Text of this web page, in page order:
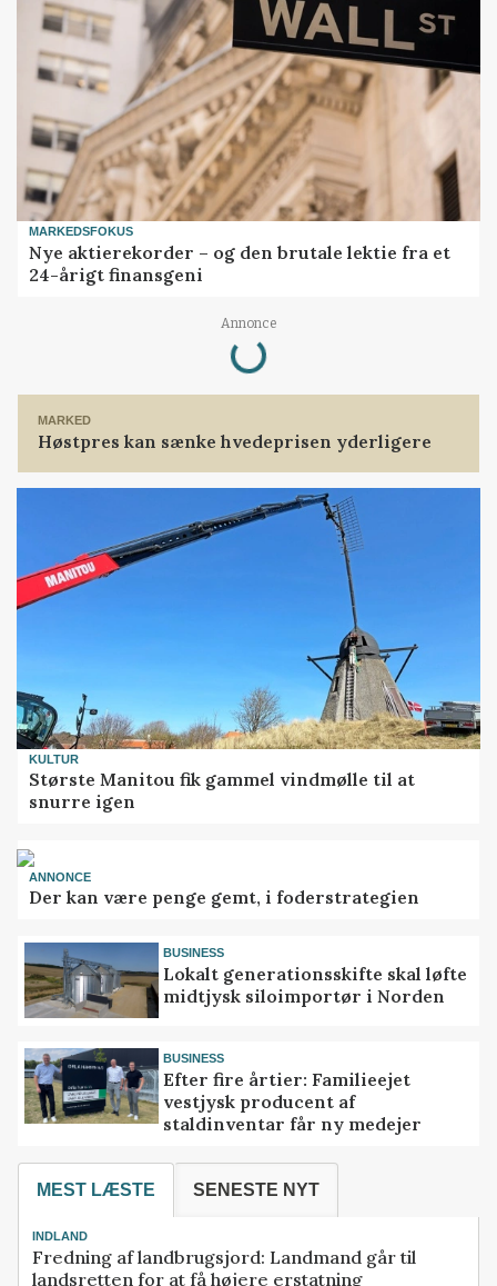
MARKEDSFOKUS
Nye aktierekorder – og den brutale lektie fra et
24-årigt finansgeni
Annonce
Loading...
MARKED
Høstpres kan sænke hvedeprisen yderligere
KULTUR
Største Manitou fik gammel vindmølle til at
snurre igen
ANNONCE
Der kan være penge gemt, i foderstrategien
BUSINESS
Lokalt generationsskifte skal løfte
midtjysk siloimportør i Norden
BUSINESS
Efter fire årtier: Familieejet
vestjysk producent af
staldinventar får ny medejer
MEST LÆSTE SENESTE NYT
INDLAND
Fredning af landbrugsjord: Landmand går til
landsretten for at få højere erstatning